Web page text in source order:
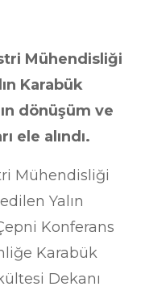
Mühendisliği
Karabük
dönüşüm ve
ele alındı.
Mühendisliği
Yalın
Konferans
Karabük
Dekanı